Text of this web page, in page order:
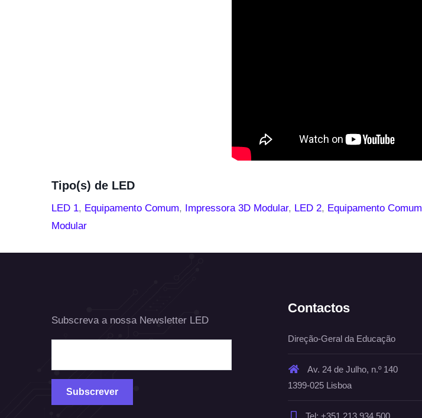
Tipo(s) de LED
LED 1, Equipamento Comum, Impressora 3D Modular, LED 2, Equipamento Comum
Modular
Subscreva a nossa Newsletter LED
Contactos
Direção-Geral da Educação
Av. 24 de Julho, n.º 140
1399-025 Lisboa